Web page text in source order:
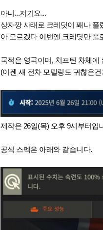
아니...저기요...
상자깡 사태로 크레딧이 꽤나 풀
아 모르겠다 이번엔 크레딧만 풀
국적은 영국이며, 치프틴 차체에
(이젠 새 전차 모델링도 귀찮은건
제작은 26일(목) 오후 9시부터입
공식 스펙은 아래와 같습니다.